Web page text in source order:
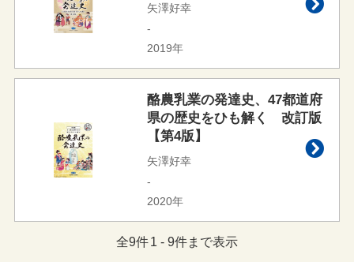
矢澤好幸
-
2019年
酪農乳業の発達史、47都道府
県の歴史をひも解く 改訂版
【第4版】
矢澤好幸
-
2020年
全9件1 - 9件まで表示